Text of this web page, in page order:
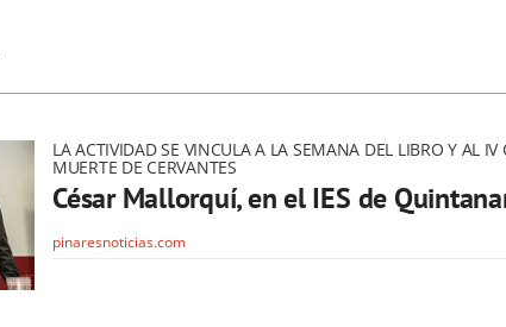
LA ACTIVIDAD SE VINCULA A LA SEMANA DEL LIBRO Y AL
MUERTE DE CERVANTES
César Mallorquí, en el IES de
pinaresnoticias.com